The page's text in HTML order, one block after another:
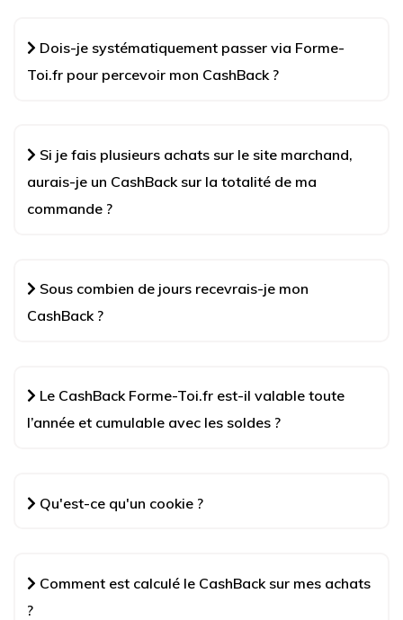
Dois-je systématiquement passer via Forme-
Toi.fr pour percevoir mon CashBack ?
Si je fais plusieurs achats sur le site marchand,
aurais-je un CashBack sur la totalité de ma
commande ?
Sous combien de jours recevrais-je mon
CashBack ?
Le CashBack Forme-Toi.fr est-il valable toute
l’année et cumulable avec les soldes ?
Qu'est-ce qu'un cookie ?
Comment est calculé le CashBack sur mes achats
?